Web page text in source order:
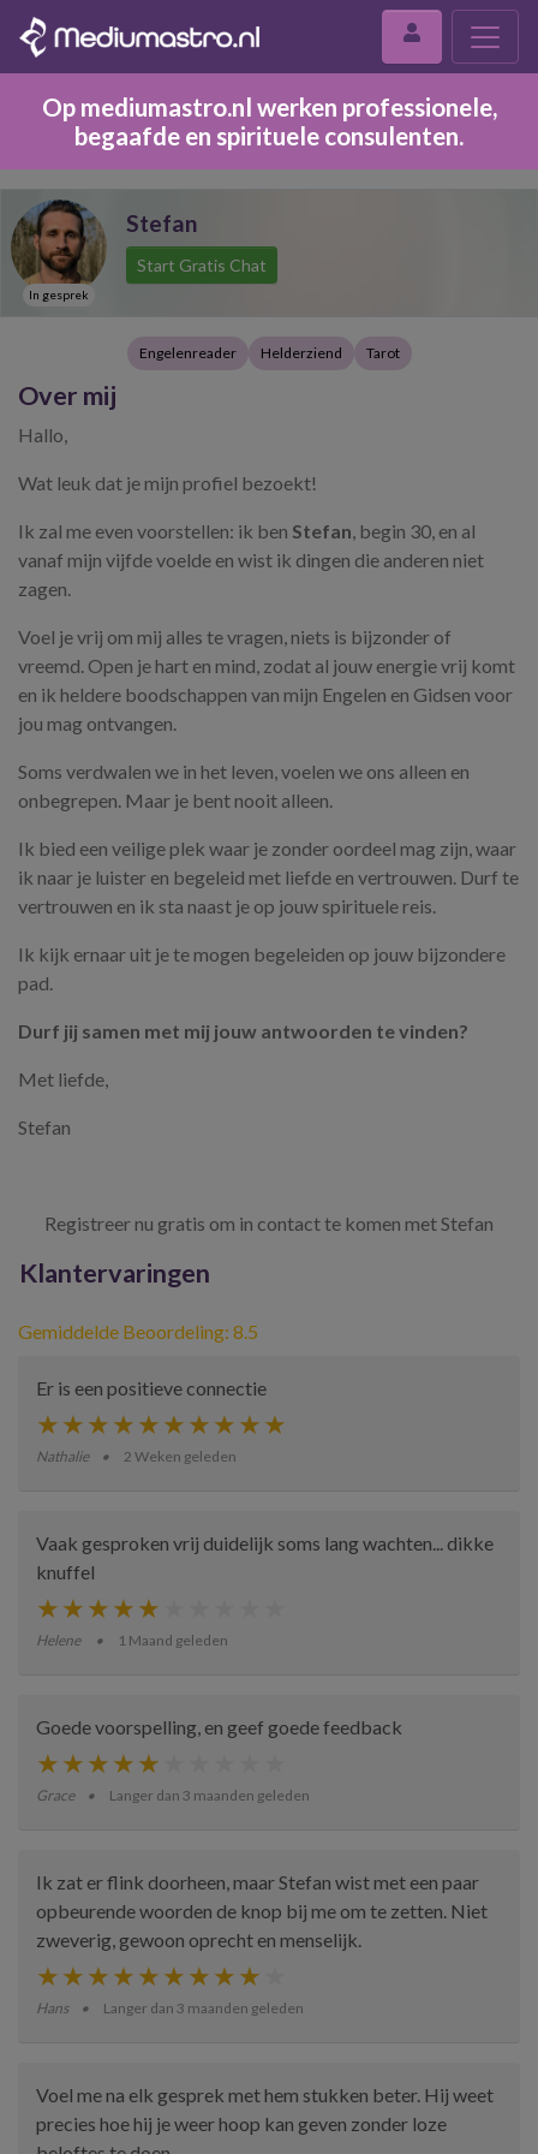
Op mediumastro.nl werken professionele,
begaafde en spirituele consulenten.
In gesprek
Stefan
Start Gratis Chat
Engelenreader Helderziend Tarot
Over mij
Hallo,
Wat leuk dat je mijn profiel bezoekt!
Ik zal me even voorstellen: ik ben Stefan, begin 30, en al
vanaf mijn vijfde voelde en wist ik dingen die anderen niet
zagen.
Voel je vrij om mij alles te vragen, niets is bijzonder of
vreemd. Open je hart en mind, zodat al jouw energie vrij komt
en ik heldere boodschappen van mijn Engelen en Gidsen voor
jou mag ontvangen.
Soms verdwalen we in het leven, voelen we ons alleen en
onbegrepen. Maar je bent nooit alleen.
Ik bied een veilige plek waar je zonder oordeel mag zijn, waar
ik naar je luister en begeleid met liefde en vertrouwen. Durf te
vertrouwen en ik sta naast je op jouw spirituele reis.
Ik kijk ernaar uit je te mogen begeleiden op jouw bijzondere
pad.
Durf jij samen met mij jouw antwoorden te vinden?
Met liefde,
Stefan
Registreer nu gratis om in contact te komen met Stefan
Klantervaringen
Gemiddelde Beoordeling: 8.5
Er is een positieve connectie
Nathalie 2 Weken geleden
Vaak gesproken vrij duidelijk soms lang wachten... dikke
knuffel
Helene 1 Maand geleden
Goede voorspelling, en geef goede feedback
Grace Langer dan 3 maanden geleden
Ik zat er flink doorheen, maar Stefan wist met een paar
opbeurende woorden de knop bij me om te zetten. Niet
zweverig, gewoon oprecht en menselijk.
Hans Langer dan 3 maanden geleden
Voel me na elk gesprek met hem stukken beter. Hij weet
precies hoe hij je weer hoop kan geven zonder loze